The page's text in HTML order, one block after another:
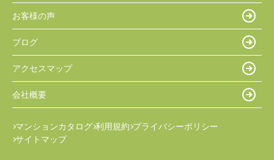
お客様の声
ブログ
アクセスマップ
会社概要
マンションカタログ 利用規約 プライバシーポリシー
サイトマップ